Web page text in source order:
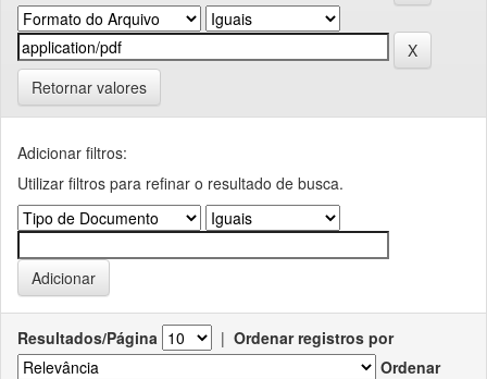
Retornar valores
Adicionar filtros:
Utilizar filtros para refinar o resultado de busca.
Resultados/Página | Ordenar registros por
Ordenar